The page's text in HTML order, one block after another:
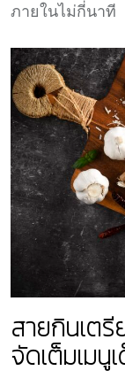
ภายในไม่กี่นาที
สายกินเตรี
จัดเต็มเม